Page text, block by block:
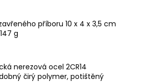
příboru 10 x 4 x 3,5 cm
g
nerezová ocel 2CR14
čirý polymer, potištěný